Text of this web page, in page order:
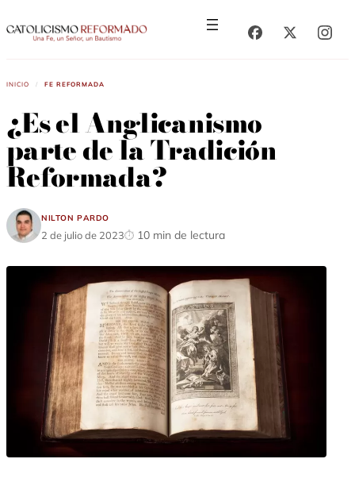
al
al
Inicio / Fe Reformada
¿Es el Anglicanismo
parte de la Tradición
Reformada?
Nilton Pardo
2 de julio de 2023 10 min de lectura